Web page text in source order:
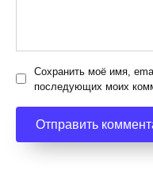
Сохранить моё имя,
последующих моих